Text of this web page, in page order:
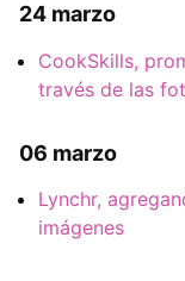
24 marzo
CookSkills,
través de las
06 marzo
Lynchr,
imágenes